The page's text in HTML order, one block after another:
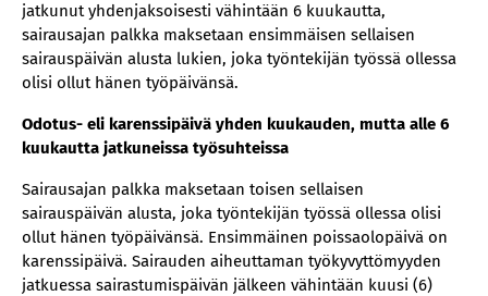
jatkunut yhdenjaksoisesti vähintään 6 kuukautta,
sairausajan palkka maksetaan ensimmäisen sellaisen
sairauspäivän alusta lukien, joka työntekijän työssä ollessa
olisi ollut hänen työpäivänsä.
Odotus- eli karenssipäivä yhden kuukauden, mutta alle 6
kuukautta jatkuneissa työsuhteissa
Sairausajan palkka maksetaan toisen sellaisen
sairauspäivän alusta, joka työntekijän työssä ollessa olisi
ollut hänen työpäivänsä. Ensimmäinen poissaolopäivä on
karenssipäivä. Sairauden aiheuttaman työkyvyttömyyden
jatkuessa sairastumispäivän jälkeen vähintään kuusi (6)